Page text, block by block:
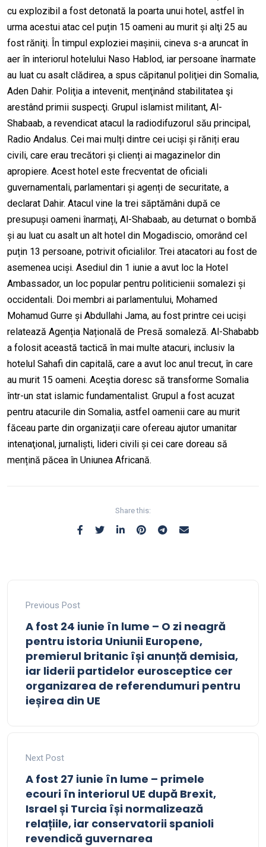
cu explozibil a fost detonată la poarta unui hotel, astfel în
urma acestui atac cel puțin 15 oameni au murit și alţi 25 au
fost răniţi. În timpul exploziei mașinii, cineva s-a aruncat în
aer în interiorul hotelului Naso Hablod, iar persoane înarmate
au luat cu asalt clădirea, a spus căpitanul poliţiei din Somalia,
Aden Dahir. Poliţia a intevenit, menţinând stabilitatea şi
arestând primii suspecţi. Grupul islamist militant, Al-
Shabaab, a revendicat atacul la radiodifuzorul său principal,
Radio Andalus. Cei mai mulți dintre cei uciși și răniți erau
civili, care erau trecători și clienți ai magazinelor din
apropiere. Acest hotel este frecventat de oficiali
guvernamentali, parlamentari și agenți de securitate, a
declarat Dahir. Atacul vine la trei săptămâni după ce
presupuși oameni înarmați, Al-Shabaab, au deturnat o bombă
și au luat cu asalt un alt hotel din Mogadiscio, omorând cel
puțin 13 persoane, potrivit oficialilor. Trei atacatori au fost de
asemenea uciși. Asediul din 1 iunie a avut loc la Hotel
Ambassador, un loc popular pentru politicienii somalezi și
occidentali. Doi membri ai parlamentului, Mohamed
Mohamud Gurre și Abdullahi Jama, au fost printre cei uciși
relatează Agenția Națională de Presă somaleză. Al-Shababb
a folosit această tactică în mai multe atacuri, inclusiv la
hotelul Sahafi din capitală, care a avut loc anul trecut, în care
au murit 15 oameni. Aceştia doresc să transforme Somalia
într-un stat islamic fundamentalist. Grupul a fost acuzat
pentru atacurile din Somalia, astfel oamenii care au murit
făceau parte din organizaţii care ofereau ajutor umanitar
intenaţional, jurnaliști, lideri civili și cei care doreau să
mențină păcea în Uniunea Africană.
Share this:
Previous Post
A fost 24 iunie în lume – O zi neagră
pentru istoria Uniunii Europene,
premierul britanic își anunță demisia,
iar liderii partidelor eurosceptice cer
organizarea de referendumuri pentru
ieșirea din UE
Next Post
A fost 27 iunie în lume – primele
ecouri în interiorul UE după Brexit,
Israel și Turcia își normalizează
relațiile, iar conservatorii spanioli
revendică guvernarea